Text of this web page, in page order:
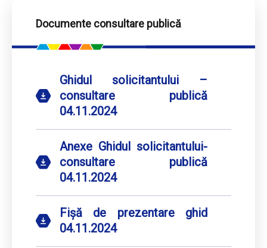
Documente consultare publică
Ghidul solicitantului –
consultare publică
04.11.2024
Anexe Ghidul solicitantului-
consultare publică
04.11.2024
Fișă de prezentare ghid
04.11.2024